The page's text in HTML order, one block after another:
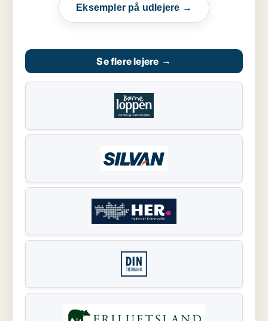
Eksempler på udlejere →
Se flere lejere →